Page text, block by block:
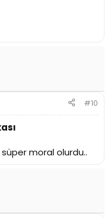
#10
moral olurdu..